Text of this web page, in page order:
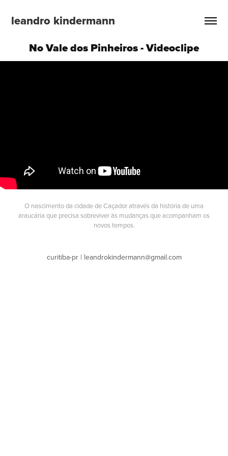
leandro kindermann
No Vale dos Pinheiros - Videoclipe
O nascimento da cidade de Caçador através da história de uma
araucária que precisa sobreviver às mudanças que acompanham os
novos tempos.
curitiba-pr | leandrokindermann@gmail.com